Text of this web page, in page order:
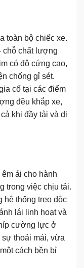
toàn bộ chiếc xe.
chỗ chất lượng
có độ cứng cao,
chống gỉ sét.
cố tại các điểm
đều khắp xe,
khi đầy tải và di
ái cho hành
trong việc chịu tải.
hệ thống treo độc
lái linh hoạt và
cường lực ở
sự thoải mái, vừa
cách bền bỉ